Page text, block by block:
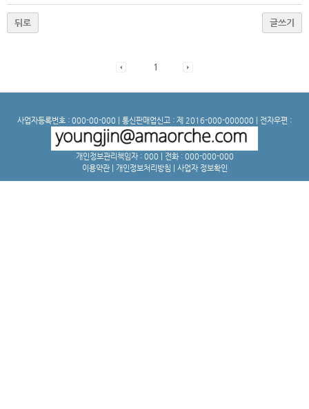
뒤로 글쓰기
1
사업자등록번호 : 000-00-000 | 통신판매업신고 : 제 2016-000-000000 | 전자우편 :
개인정보관리책임자 : 000 | 전화 : 000-000-000
이용약관| 개인정보처리방침 사업자 정보확인